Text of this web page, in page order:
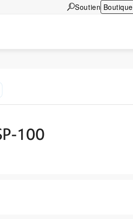
Soutien Boutique
100